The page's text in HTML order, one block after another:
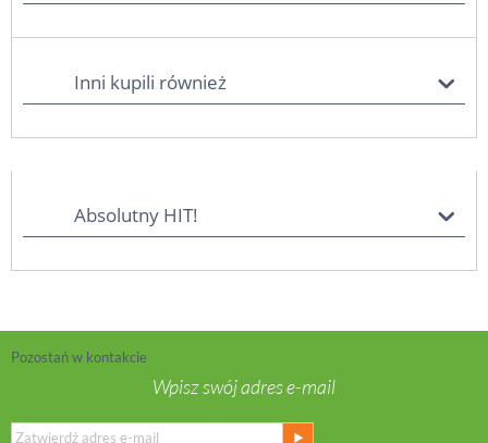
Inni kupili również
Absolutny HIT!
Pozostań w kontakcie
Wpisz swój adres e-mail